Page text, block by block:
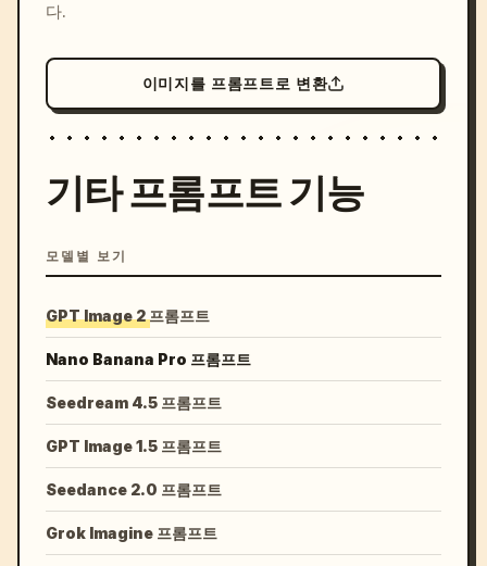
다.
이미지를 프롬프트로 변환
기타 프롬프트 기능
모델별 보기
GPT Image 2 프롬프트
Nano Banana Pro 프롬프트
Seedream 4.5 프롬프트
GPT Image 1.5 프롬프트
Seedance 2.0 프롬프트
Grok Imagine 프롬프트